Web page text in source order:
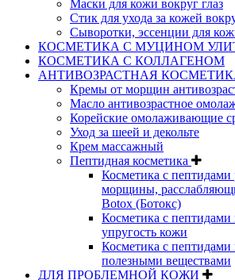
Маски для кожи вокруг глаз
Стик для ухода за кожей
Сыворотки, эссенции для
КОСМЕТИКА С МУЦИНОМ
КОСМЕТИКА С КОЛЛАГЕНОМ
АНТИВОЗРАСТНАЯ
Кремы от морщин
Масло антивозрастное
Корейские омолаживающие
Уход за шеей и декольте
Крем массажный
Пептидная косметика
Косметика с
морщины,
Botox (Ботокс)
Косметика с
упругость кожи
Косметика с
полезными веществами
ДЛЯ ПРОБЛЕМНОЙ КОЖИ